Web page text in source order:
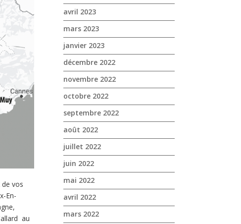
vos
En-
au
avril 2023
mars 2023
janvier 2023
décembre 2022
novembre 2022
octobre 2022
septembre 2022
août 2022
juillet 2022
juin 2022
mai 2022
avril 2022
mars 2022